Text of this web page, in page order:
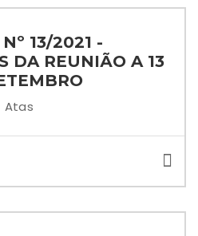
13/2021 -
DA REUNIÃO A 13
Atas